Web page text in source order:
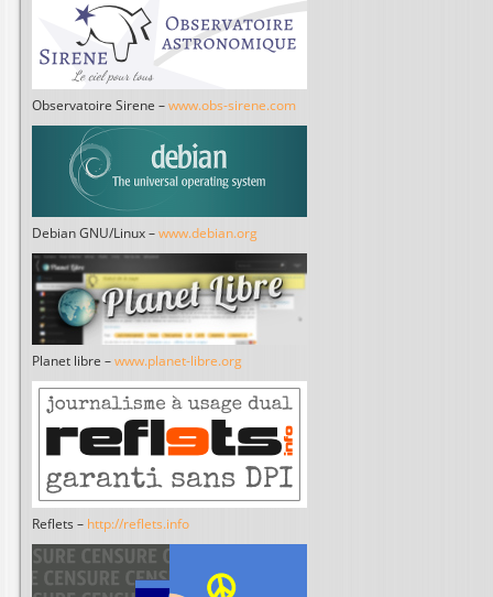
Observatoire Sirene – www.obs-sirene.com
Debian GNU/Linux – www.debian.org
Planet libre – www.planet-libre.org
Reflets – http://reflets.info